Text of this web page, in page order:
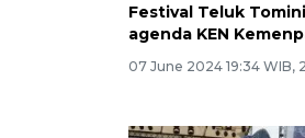
Festival Teluk
agenda KEN
07 June 2024 19:34 WIB,